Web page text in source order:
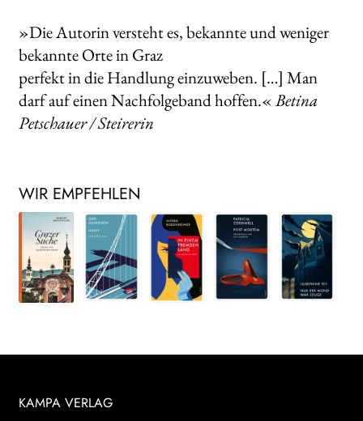
»Die Autorin versteht es, bekannte und weniger
bekannte Orte in Graz
perfekt in die Handlung einzuweben. […] Man
darf auf einen Nachfolgeband hoffen.«Betina
Petschauer / Steirerin
WIR EMPFEHLEN
KAMPA VERLAG